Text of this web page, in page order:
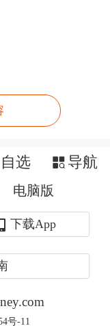
决定了系统
痛点主要有
物流
标准，
信息化程度
转环节多，
里服务不到
体验差。为
凯龙将围绕
自选 导航
电脑版
下载App
号-11